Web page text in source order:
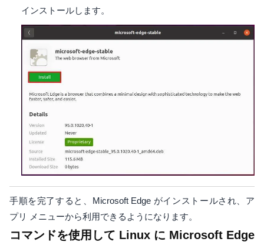
インストールします。
手順を完了すると、Microsoft Edge がインストールされ、ア
プリ メニューから利用できるようになります。
コマンドを使用して Linux に Microsoft Edge